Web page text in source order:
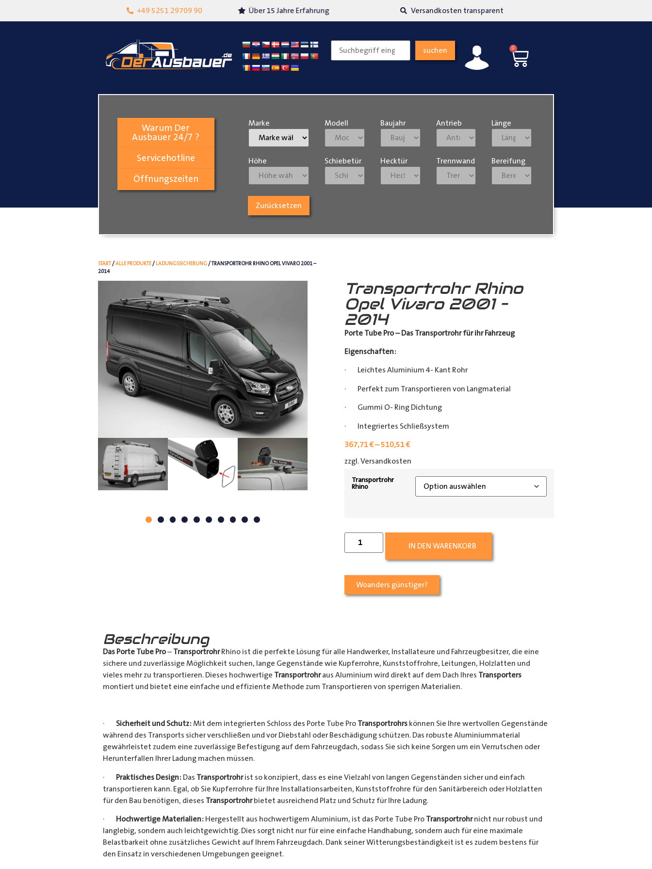
+49 5251 29709 90
Lokalgeschäft in Paderborn Über 15 Jahre Erfahrung Versandkosten transparent
suchen 0
Warum Der
Ausbauer 24/7 ?
Servicehotline
Öffnungszeiten
Marke Modell Baujahr Antrieb Länge
Höhe Schiebetür Hecktür Trennwand Bereifung
Zurücksetzen
START/ALLE PRODUKTE/ LADUNGSSICHERUNG/ TRANSPORTROHR RHINO OPEL VIVARO 2001 –
2014
Transportrohr Rhino
Opel Vivaro 2001 –
2014
Porte Tube Pro – Das Transportrohr für ihr Fahrzeug
Eigenschaften:
· Leichtes Aluminium 4- Kant Rohr
· Perfekt zum Transportieren von Langmaterial
· Gummi O- Ring Dichtung
· Integriertes Schließsystem
367,71€–510,51€
zzgl. Versandkosten
Transportrohr
Rhino
IN DEN WARENKORB
Woanders günstiger?
Beschreibung
Das Porte Tube Pro– TransportrohrRhino ist die perfekte Lösung für alle Handwerker, Installateure und Fahrzeugbesitzer, die eine
sichere und zuverlässige Möglichkeit suchen, lange Gegenstände wie Kupferrohre, Kunststoffrohre, Leitungen, Holzlatten und
vieles mehr zu transportieren. Dieses hochwertige Transportrohraus Aluminium wird direkt auf dem Dach Ihres Transporters
montiert und bietet eine einfache und effiziente Methode zum Transportieren von sperrigen Materialien.
· Sicherheit und Schutz: Mit dem integrierten Schloss des Porte Tube Pro Transportrohrskönnen Sie Ihre wertvollen Gegenstände
während des Transports sicher verschließen und vor Diebstahl oder Beschädigung schützen. Das robuste Aluminiummaterial
gewährleistet zudem eine zuverlässige Befestigung auf dem Fahrzeugdach, sodass Sie sich keine Sorgen um ein Verrutschen oder
Herunterfallen Ihrer Ladung machen müssen.
· Praktisches Design: Das Transportrohrist so konzipiert, dass es eine Vielzahl von langen Gegenständen sicher und einfach
transportieren kann. Egal, ob Sie Kupferrohre für Ihre Installationsarbeiten, Kunststoffrohre für den Sanitärbereich oder Holzlatten
für den Bau benötigen, dieses Transportrohrbietet ausreichend Platz und Schutz für Ihre Ladung.
· Hochwertige Materialien: Hergestellt aus hochwertigem Aluminium, ist das Porte Tube Pro Transportrohrnicht nur robust und
langlebig, sondern auch leichtgewichtig. Dies sorgt nicht nur für eine einfache Handhabung, sondern auch für eine maximale
Belastbarkeit ohne zusätzliches Gewicht auf Ihrem Fahrzeugdach. Dank seiner Witterungsbeständigkeit ist es zudem bestens für
den Einsatz in verschiedenen Umgebungen geeignet.